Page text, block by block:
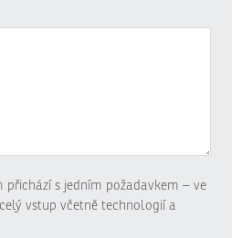
přichází s jedním požadavkem – ve
vstup včetně technologií a